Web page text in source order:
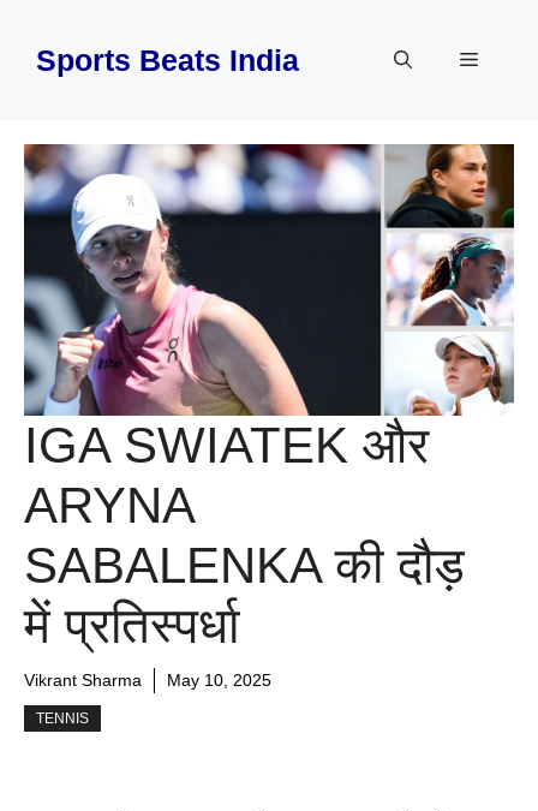
contentSports Beats India Menu
IGA SWIATEK और
ARYNA
SABALENKA की दौड़
में प्रतिस्पर्धा
Vikrant Sharma May 10, 2025
TENNIS